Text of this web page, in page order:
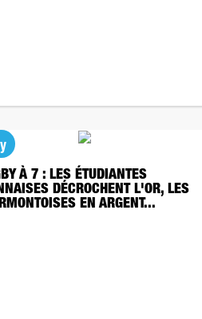
À 7 : LES ÉTUDIANTES
DÉCROCHENT L'OR, LES
EN ARGENT...